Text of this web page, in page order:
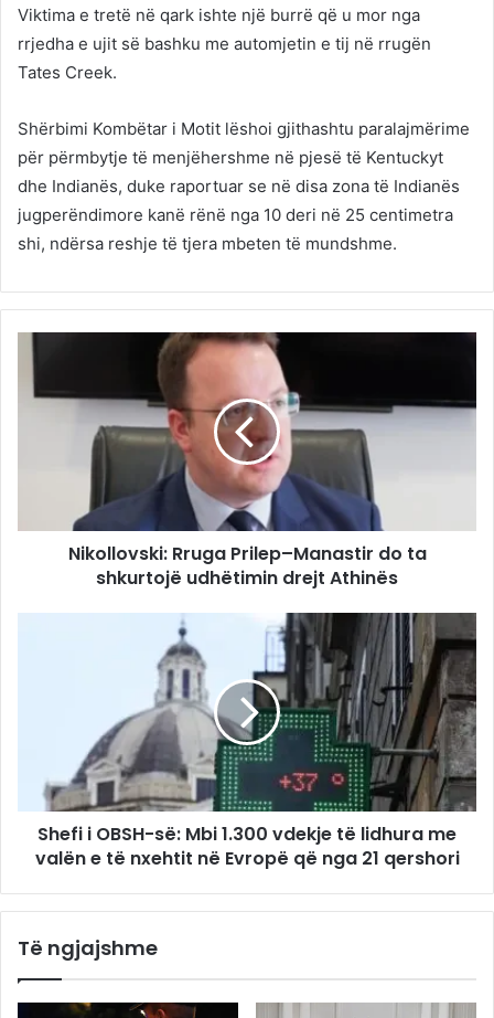
Viktima e tretë në qark ishte një burrë që u mor nga
rrjedha e ujit së bashku me automjetin e tij në rrugën
Tates Creek.
Shërbimi Kombëtar i Motit lëshoi gjithashtu paralajmërime
për përmbytje të menjëhershme në pjesë të Kentuckyt
dhe Indianës, duke raportuar se në disa zona të Indianës
jugperëndimore kanë rënë nga 10 deri në 25 centimetra
shi, ndërsa reshje të tjera mbeten të mundshme.
Nikollovski: Rruga Prilep–Manastir do ta
shkurtojë udhëtimin drejt Athinës
Shefi i OBSH-së: Mbi 1.300 vdekje të lidhura me
valën e të nxehtit në Evropë që nga 21 qershori
Të ngjajshme